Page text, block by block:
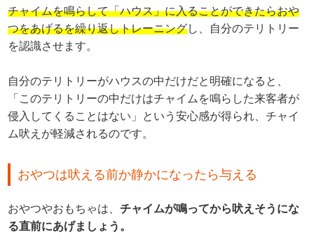
チャイムを鳴らして「ハウス」に入ることができたらおや
つをあげるを繰り返しトレーニングし、自分のテリトリー
を認識させます。
自分のテリトリーがハウスの中だけだと明確になると、
「このテリトリーの中だけはチャイムを鳴らした来客者が
侵入してくることはない」という安心感が得られ、チャイ
ム吠えが軽減されるのです。
おやつは吠える前か静かになったら与える
おやつやおもちゃは、チャイムが鳴ってから吠えそうにな
る直前にあげましょう。